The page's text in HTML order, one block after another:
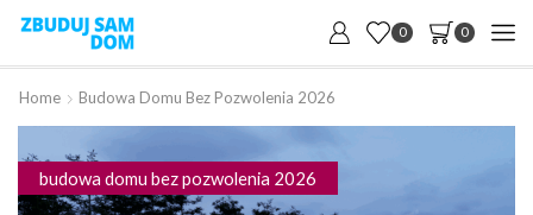
0 0
Home Budowa Domu Bez Pozwolenia 2026
budowa domu bez pozwolenia 2026